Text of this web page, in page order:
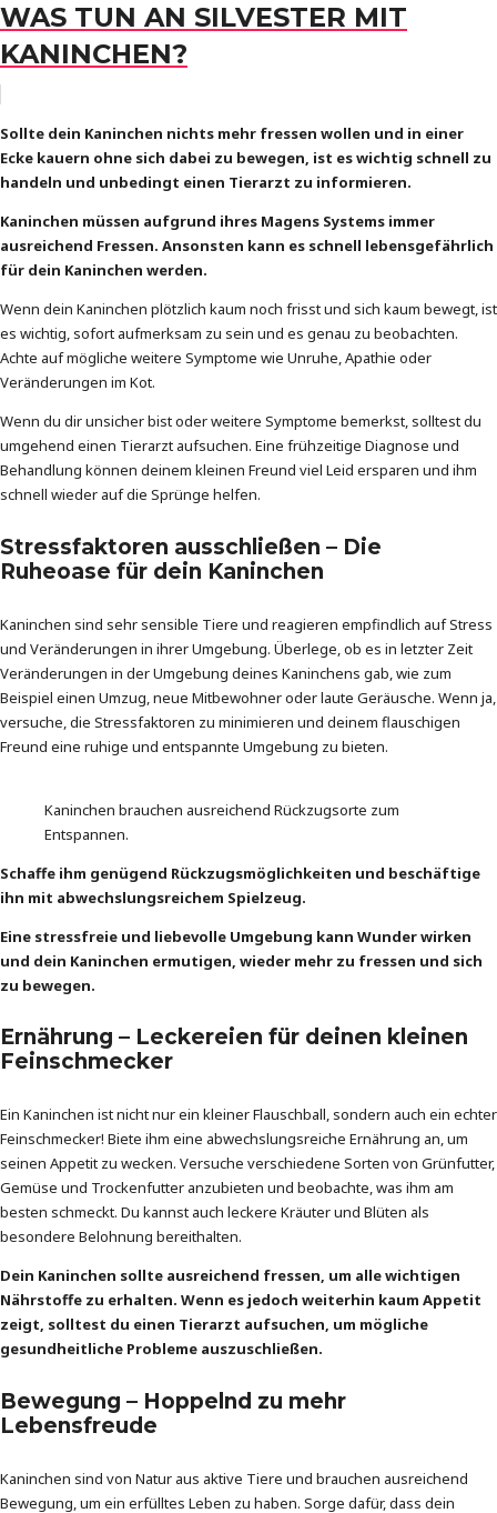
WAS TUN AN SILVESTER MIT
KANINCHEN?
Sollte dein Kaninchen nichts mehr fressen wollen und in einer
Ecke kauern ohne sich dabei zu bewegen, ist es wichtig schnell zu
handeln und unbedingt einen Tierarzt zu informieren.
Kaninchen müssen aufgrund ihres Magens Systems immer
ausreichend Fressen. Ansonsten kann es schnell lebensgefährlich
für dein Kaninchen werden.
Wenn dein Kaninchen plötzlich kaum noch frisst und sich kaum bewegt, ist
es wichtig, sofort aufmerksam zu sein und es genau zu beobachten.
Achte auf mögliche weitere Symptome wie Unruhe, Apathie oder
Veränderungen im Kot.
Wenn du dir unsicher bist oder weitere Symptome bemerkst, solltest du
umgehend einen Tierarzt aufsuchen. Eine frühzeitige Diagnose und
Behandlung können deinem kleinen Freund viel Leid ersparen und ihm
schnell wieder auf die Sprünge helfen.
Stressfaktoren ausschließen – Die
Ruheoase für dein Kaninchen
Kaninchen sind sehr sensible Tiere und reagieren empfindlich auf Stress
und Veränderungen in ihrer Umgebung. Überlege, ob es in letzter Zeit
Veränderungen in der Umgebung deines Kaninchens gab, wie zum
Beispiel einen Umzug, neue Mitbewohner oder laute Geräusche. Wenn ja,
versuche, die Stressfaktoren zu minimieren und deinem flauschigen
Freund eine ruhige und entspannte Umgebung zu bieten.
Kaninchen brauchen ausreichend Rückzugsorte zum
Entspannen.
Schaffe ihm genügend Rückzugsmöglichkeiten und beschäftige
ihn mit abwechslungsreichem Spielzeug.
Eine stressfreie und liebevolle Umgebung kann Wunder wirken
und dein Kaninchen ermutigen, wieder mehr zu fressen und sich
zu bewegen.
Ernährung – Leckereien für deinen kleinen
Feinschmecker
Ein Kaninchen ist nicht nur ein kleiner Flauschball, sondern auch ein echter
Feinschmecker! Biete ihm eine abwechslungsreiche Ernährung an, um
seinen Appetit zu wecken. Versuche verschiedene Sorten von Grünfutter,
Gemüse und Trockenfutter anzubieten und beobachte, was ihm am
besten schmeckt. Du kannst auch leckere Kräuter und Blüten als
besondere Belohnung bereithalten.
Dein Kaninchen sollte ausreichend fressen, um alle wichtigen
Nährstoffe zu erhalten. Wenn es jedoch weiterhin kaum Appetit
zeigt, solltest du einen Tierarzt aufsuchen, um mögliche
gesundheitliche Probleme auszuschließen.
Bewegung – Hoppelnd zu mehr
Lebensfreude
Kaninchen sind von Natur aus aktive Tiere und brauchen ausreichend
Bewegung, um ein erfülltes Leben zu haben. Sorge dafür, dass dein